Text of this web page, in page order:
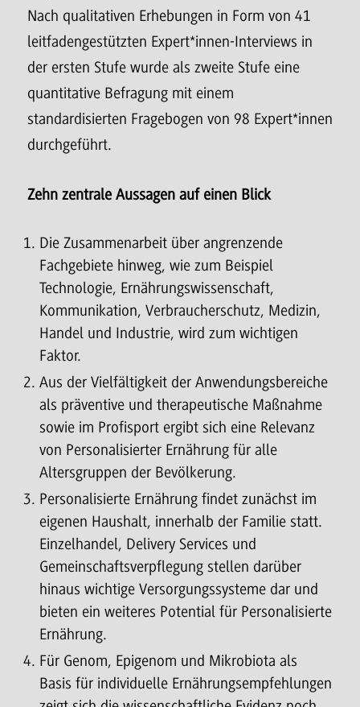
Nach qualitativen Erhebungen in Form von 41
leitfadengestützten Expert*innen-Interviews in
der ersten Stufe wurde als zweite Stufe eine
quantitative Befragung mit einem
standardisierten Fragebogen von 98 Expert*innen
durchgeführt.
Zehn zentrale Aussagen auf einen Blick
Die Zusammenarbeit über angrenzende
Fachgebiete hinweg, wie zum Beispiel
Technologie, Ernährungswissenschaft,
Kommunikation, Verbraucherschutz, Medizin,
Handel und Industrie, wird zum wichtigen
Faktor.
Aus der Vielfältigkeit der Anwendungsbereiche
als präventive und therapeutische Maßnahme
sowie im Profisport ergibt sich eine Relevanz
von Personalisierter Ernährung für alle
Altersgruppen der Bevölkerung.
Personalisierte Ernährung findet zunächst im
eigenen Haushalt, innerhalb der Familie statt.
Einzelhandel, Delivery Services und
Gemeinschaftsverpflegung stellen darüber
hinaus wichtige Versorgungssysteme dar und
bieten ein weiteres Potential für Personalisierte
Ernährung.
Für Genom, Epigenom und Mikrobiota als
Basis für individuelle Ernährungsempfehlungen